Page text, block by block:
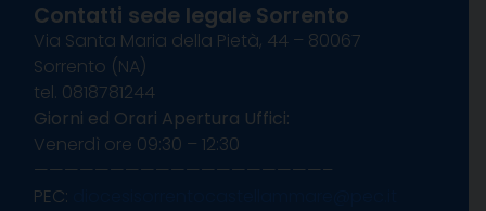
Contatti sede legale Sorrento
Via Santa Maria della Pietà, 44 – 80067
Sorrento (NA)
tel. 0818781244
Giorni ed Orari Apertura Uffici:
Venerdì ore 09:30 – 12:30
———————————————————–
PEC: